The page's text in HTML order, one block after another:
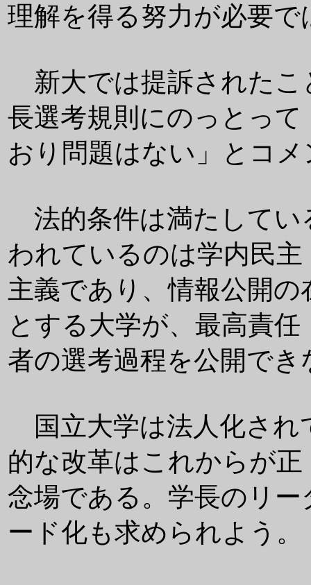
理解を得る努力が必要
新大では提訴されたこ
長選考規則にのっとって
おり問題はない」とコ
法的条件は満たしてい
われているのは学内民主
主義であり、情報公開
とする大学が、最高責任
者の選考過程を公開で
国立大学は法人化され
的な改革はこれからが正
念場である。学長のリ
ード化も求められよう。